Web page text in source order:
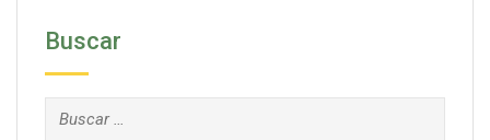
Buscar
Buscar: